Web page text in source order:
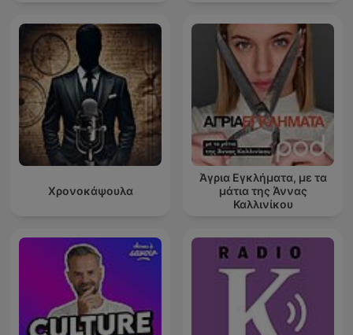
Χρονοκάψουλα
Άγρια Εγκλήματα, με τα
μάτια της Άννας
Καλλινίκου